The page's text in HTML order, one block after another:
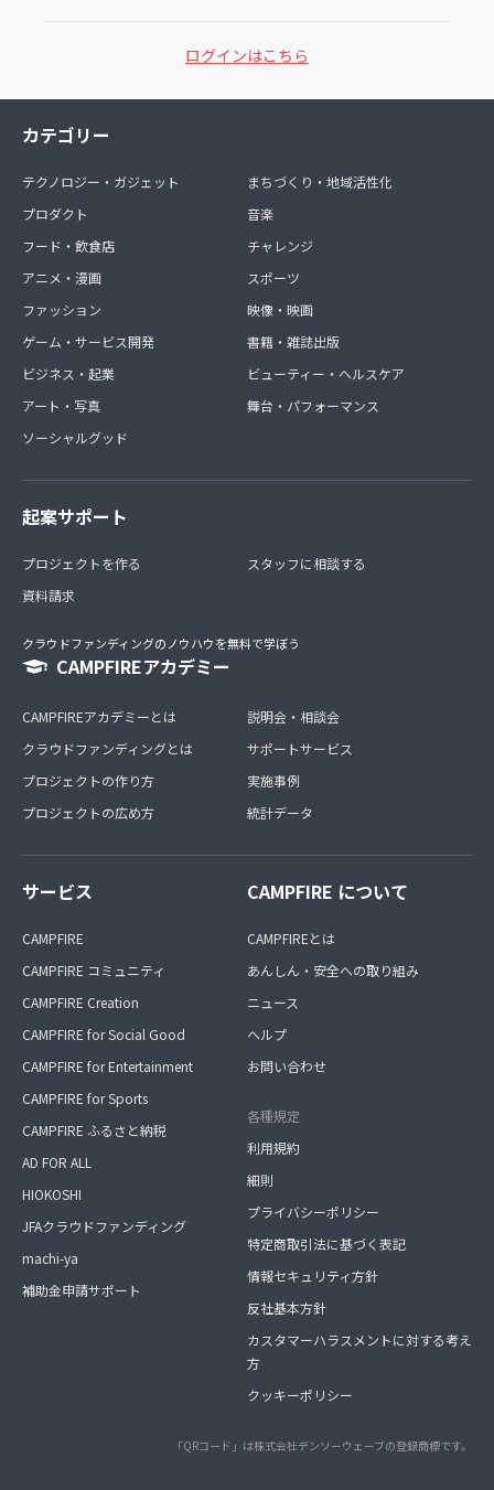
ログインはこちら
カテゴリー
テクノロジー・ガジェット
プロダクト
フード・飲食店
アニメ・漫画
ファッション
ゲーム・サービス開発
ビジネス・起業
アート・写真
ソーシャルグッド
まちづくり・地域活性化
音楽
チャレンジ
スポーツ
映像・映画
書籍・雑誌出版
ビューティー・ヘルスケア
舞台・パフォーマンス
起案サポート
プロジェクトを作る
資料請求
スタッフに相談する
クラウドファンディングのノウハウを無料で学ぼう
CAMPFIREアカデミー
CAMPFIREアカデミーとは
クラウドファンディングとは
プロジェクトの作り方
プロジェクトの広め方
説明会・相談会
サポートサービス
実施事例
統計データ
サービス
CAMPFIRE
CAMPFIRE コミュニティ
CAMPFIRE Creation
CAMPFIRE for Social Good
CAMPFIRE for Entertainment
CAMPFIRE for Sports
CAMPFIRE ふるさと納税
AD FOR ALL
HIOKOSHI
JFAクラウドファンディング
machi-ya
補助金申請サポート
CAMPFIRE について
CAMPFIREとは
あんしん・安全への取り組み
ニュース
ヘルプ
お問い合わせ
各種規定
利用規約
細則
プライバシーポリシー
特定商取引法に基づく表記
情報セキュリティ方針
反社基本方針
カスタマーハラスメントに対する考え
方
クッキーポリシー
「QRコード」は株式会社デンソーウェーブの登録商標です。